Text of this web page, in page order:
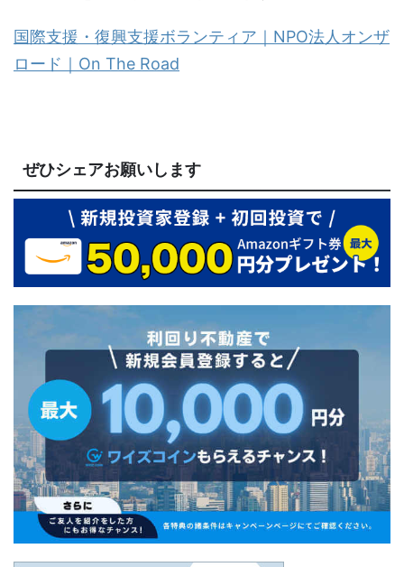
国際支援・復興支援ボランティア｜NPO法人オンザ
ロード｜On The Road
ぜひシェアお願いします